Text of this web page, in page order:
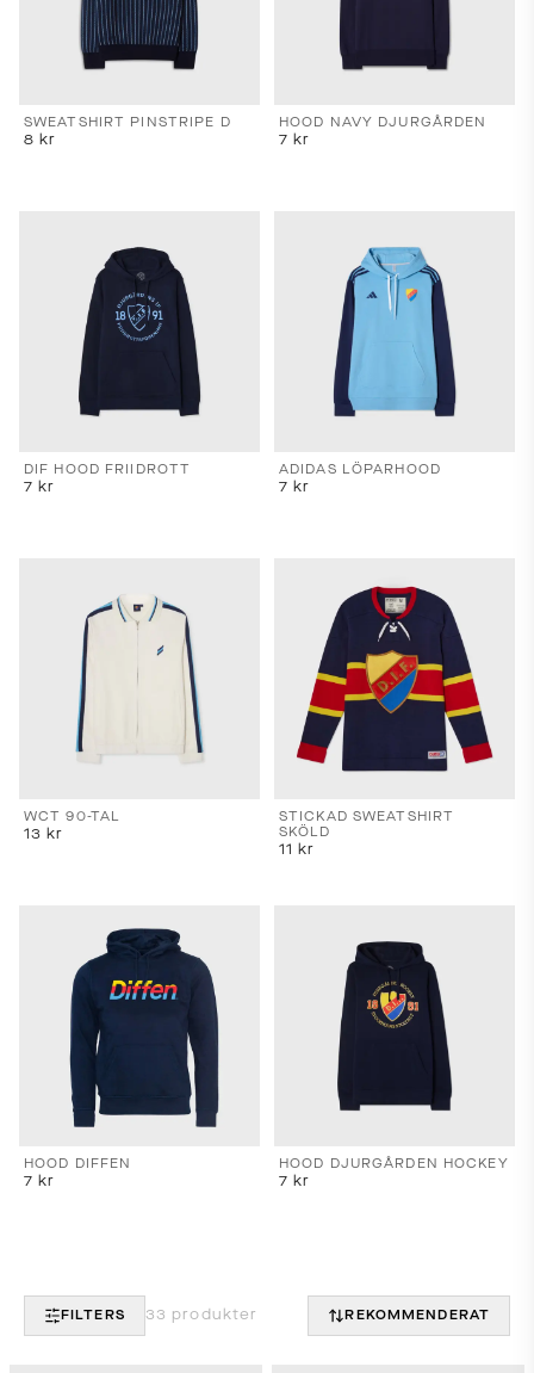
SWEATSHIRT PINSTRIPE D
8 kr
HOOD NAVY DJURGÅRDEN
7 kr
DIF HOOD FRIIDROTT
7 kr
ADIDAS LÖPARHOOD
7 kr
WCT 90-TAL
13 kr
STICKAD SWEATSHIRT
SKÖLD
11 kr
HOOD DIFFEN
7 kr
HOOD DJURGÅRDEN HOCKEY
7 kr
FILTERS 33 produkter REKOMMENDERAT